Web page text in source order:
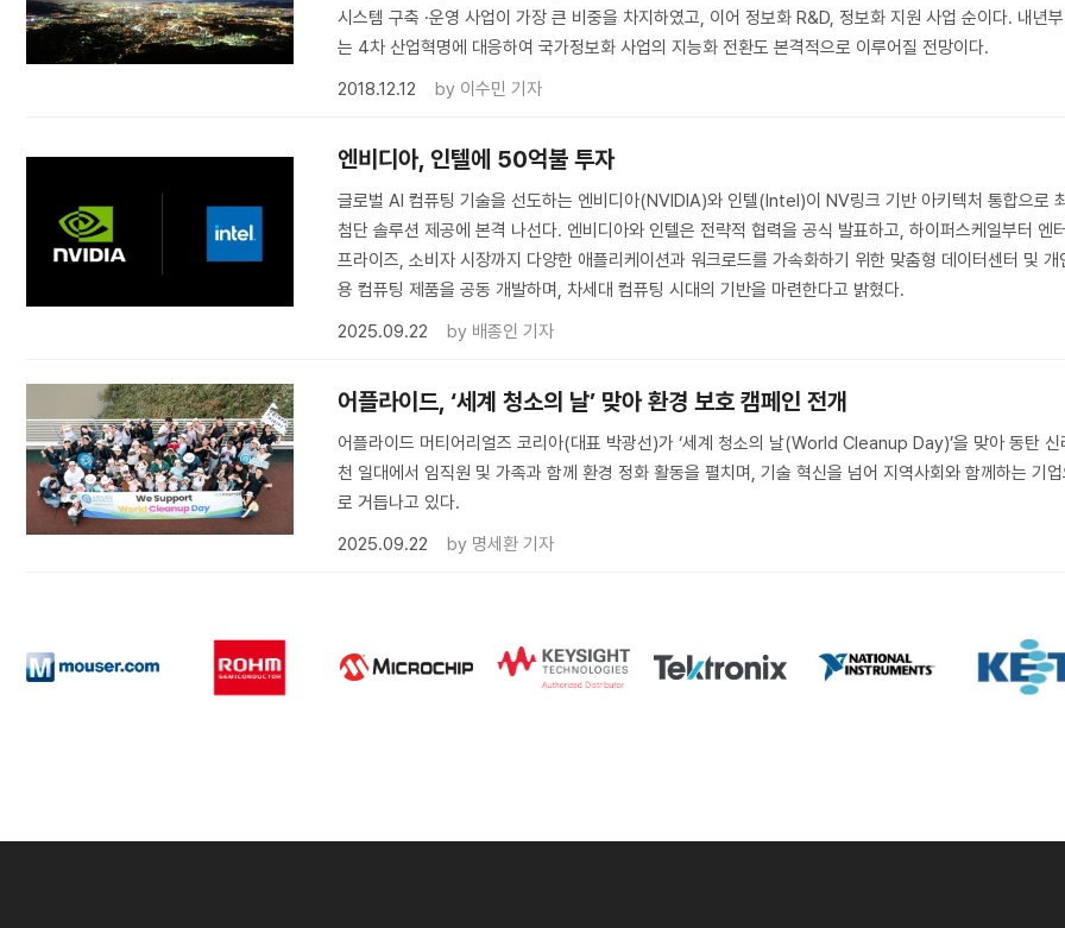
시스템 구축 ·운영 사업이 가장 큰 비중을 차지하였고, 이어 정보화 R&D, 정보화 지원 사업 순이다. 내년부
는 4차 산업혁명에 대응하여 국가정보화 사업의 지능화 전환도 본격적으로 이루어질 전망이다.
2018.12.12
by 이수민 기자
엔비디아, 인텔에 50억불 투자
글로벌 AI 컴퓨팅 기술을 선도하는 엔비디아(NVIDIA)와 인텔(Intel)이 NV링크 기반 아키텍처 통합으로 최
첨단 솔루션 제공에 본격 나선다. 엔비디아와 인텔은 전략적 협력을 공식 발표하고, 하이퍼스케일부터 엔터
프라이즈, 소비자 시장까지 다양한 애플리케이션과 워크로드를 가속화하기 위한 맞춤형 데이터센터 및 개
용 컴퓨팅 제품을 공동 개발하며, 차세대 컴퓨팅 시대의 기반을 마련한다고 밝혔다.
2025.09.22
by 배종인 기자
어플라이드, ‘세계 청소의 날’ 맞아 환경 보호 캠페인 전개
어플라이드 머티어리얼즈 코리아(대표 박광선)가 ‘세계 청소의 날(World Cleanup Day)’을 맞아 동탄 신
천 일대에서 임직원 및 가족과 함께 환경 정화 활동을 펼치며, 기술 혁신을 넘어 지역사회와 함께하는 기업
로 거듭나고 있다.
2025.09.22
by 명세환 기자